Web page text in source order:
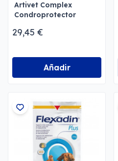
Artivet Complex
Condroprotector
29,45 €
Añadir